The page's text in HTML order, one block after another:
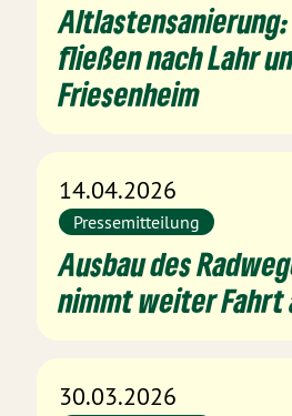
Altlastensanierung:
fließen nach Lahr
Friesenheim
14.04.2026
Pressemitteilung
Ausbau des
nimmt weiter Fahrt
30.03.2026